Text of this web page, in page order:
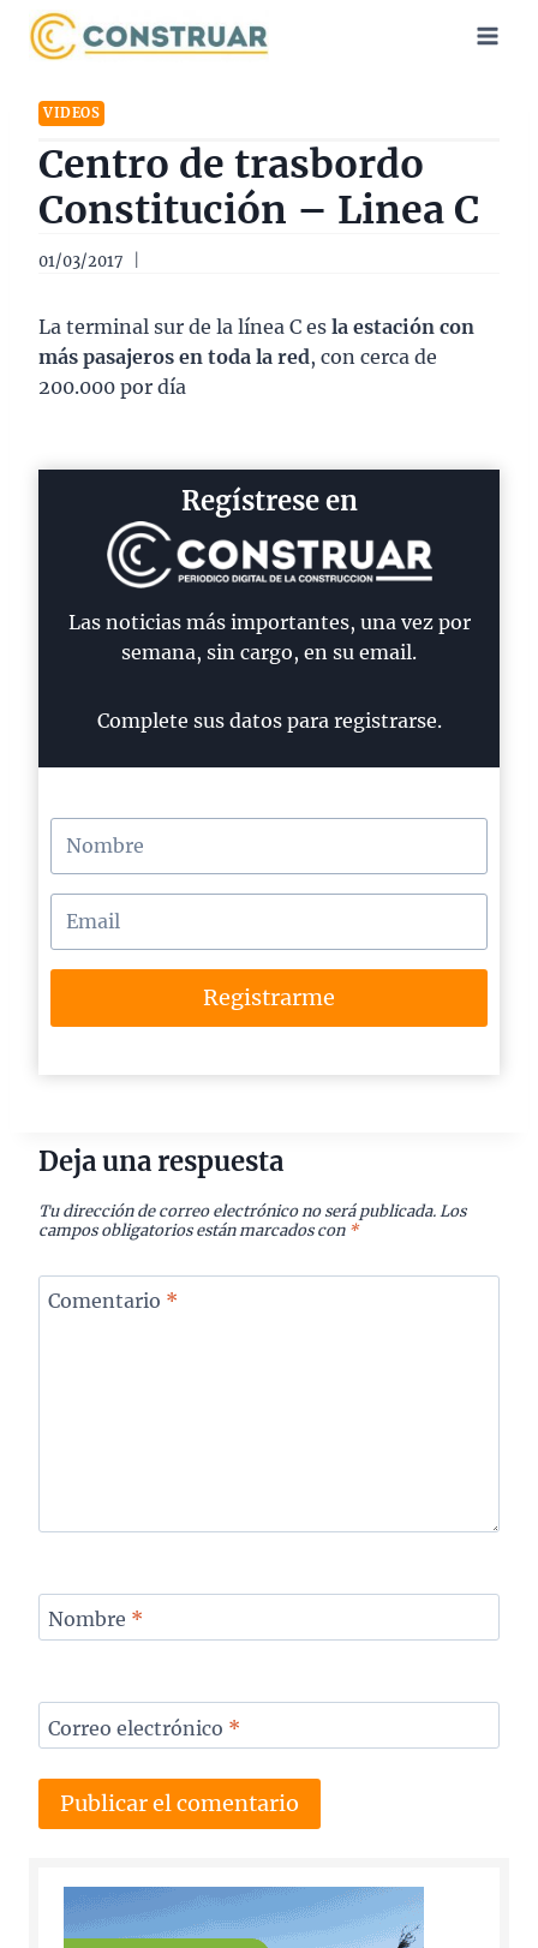
Saltar
VIDEOS
Centro de trasbordo
Constitución – Linea C
01/03/2017
La terminal sur de la línea C es la estación con
más pasajeros en toda la red, con cerca de
200.000 por día
Regístrese en
Las noticias más importantes, una vez por
semana, sin cargo, en su email.
Complete sus datos para registrarse.
Registrarme
Deja una respuesta
Tu dirección de correo electrónico no será publicada. Los
campos obligatorios están marcados con *
Comentario *
Nombre *
Correo electrónico *